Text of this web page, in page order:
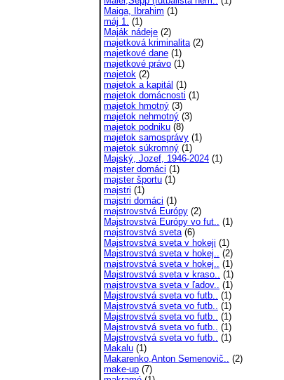
Maiga, Ibrahim (1)
máj 1. (1)
Maják nádeje (2)
majetková kriminalita(2)
majetkové dane (1)
majetkové právo (1)
majetok (2)
majetok a kapitál (1)
majetok domácnosti (1)
majetok hmotný (3)
majetok nehmotný (3)
majetok podniku (8)
majetok samosprávy (1)
majetok súkromný (1)
Majský, Jozef, 1946-2024 (1)
majster domáci (1)
majster športu (1)
majstri (1)
majstri domáci (1)
majstrovstvá Európy (2)
Majstrovstvá Európy vo fut.. (1)
majstrovstvá sveta(6)
Majstrovstvá sveta v hokeji (1)
Majstrovstvá sveta v hokej.. (2)
majstrovstvá sveta v hokej.. (1)
Majstrovstvá sveta v kraso.. (1)
majstrovstva sveta v ľadov.. (1)
Majstrovstvá sveta vo futb.. (1)
Majstrovstvá sveta vo futb.. (1)
Majstrovstvá sveta vo futb.. (1)
Majstrovstvá sveta vo futb.. (1)
Majstrovstvá sveta vo futb.. (1)
Makalu (1)
Makarenko,Anton Semenovič.. (2)
make-up (7)